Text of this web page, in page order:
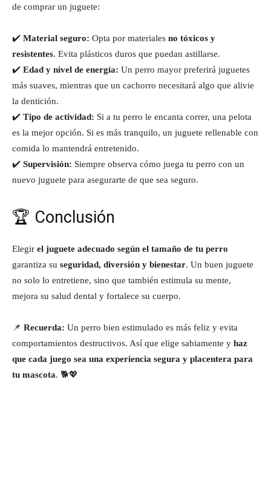
de comprar un juguete:
✔️ Material seguro: Opta por materiales no tóxicos y
resistentes. Evita plásticos duros que puedan astillarse.
✔️ Edad y nivel de energía: Un perro mayor preferirá juguetes
más suaves, mientras que un cachorro necesitará algo que alivie
la dentición.
✔️ Tipo de actividad: Si a tu perro le encanta correr, una pelota
es la mejor opción. Si es más tranquilo, un juguete rellenable con
comida lo mantendrá entretenido.
✔️ Supervisión: Siempre observa cómo juega tu perro con un
nuevo juguete para asegurarte de que sea seguro.
🏆 Conclusión
Elegir el juguete adecuado según el tamaño de tu perro
garantiza su seguridad, diversión y bienestar. Un buen juguete
no solo lo entretiene, sino que también estimula su mente,
mejora su salud dental y fortalece su cuerpo.
📌 Recuerda: Un perro bien estimulado es más feliz y evita
comportamientos destructivos. Así que elige sabiamente y haz
que cada juego sea una experiencia segura y placentera para
tu mascota. 🐕💖